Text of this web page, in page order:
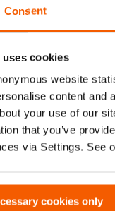
Consent
cookies
website
content and
your use of our
that you’ve
via Settings. See
cookies only
100.572.305
720 / 72 (bar/